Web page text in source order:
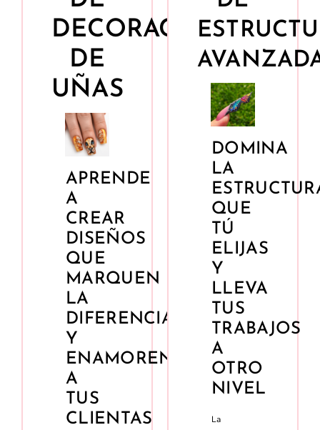
DECORACIÓN
DE
UÑAS
APRENDE
A
CREAR
DISEÑOS
QUE
MARQUEN
LA
DIFERENCIA
Y
ENAMOREN
A
TUS
CLIENTAS
DOMINA
LA
QUE
TÚ
ELIJAS
Y
LLEVA
TUS
TRABAJOS
A
OTRO
NIVEL
La